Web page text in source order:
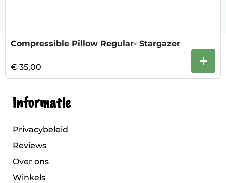
Compressible Pillow Regular- Stargazer
€ 35,00 +
Informatie
Privacybeleid
Reviews
Over ons
Winkels